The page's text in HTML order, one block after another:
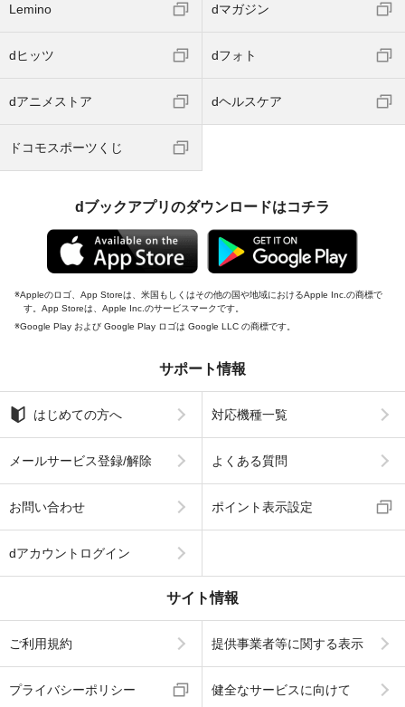
Lemino dマガジン
dヒッツ dフォト
dアニメストア dヘルスケア
ドコモスポーツくじ
dブックアプリのダウンロードはコチラ
Appleのロゴ、App Storeは、米国もしくはその他の国や地域におけるApple Inc.の商標で
す。App Storeは、Apple Inc.のサービスマークです。
Google Play および Google Play ロゴは Google LLC の商標です。
サポート情報
はじめての方へ 対応機種一覧
メールサービス登録/解除 よくある質問
お問い合わせ ポイント表示設定
dアカウントログイン
サイト情報
ご利用規約 提供事業者等に関する表示
プライバシーポリシー 健全なサービスに向けて